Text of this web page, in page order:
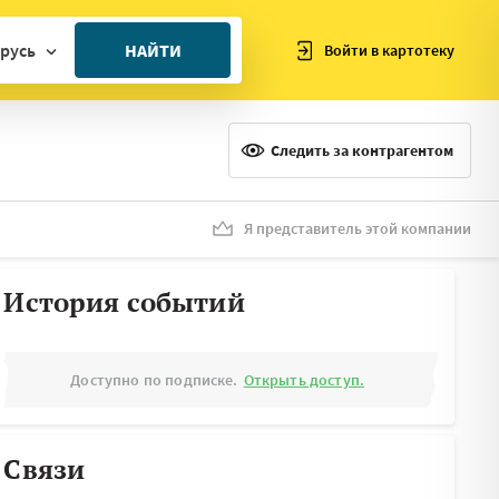
НАЙТИ Войти в картотеку
Следить за контрагентом
Я представитель этой компании
История событий
Доступно по подписке. Открыть доступ.
Связи